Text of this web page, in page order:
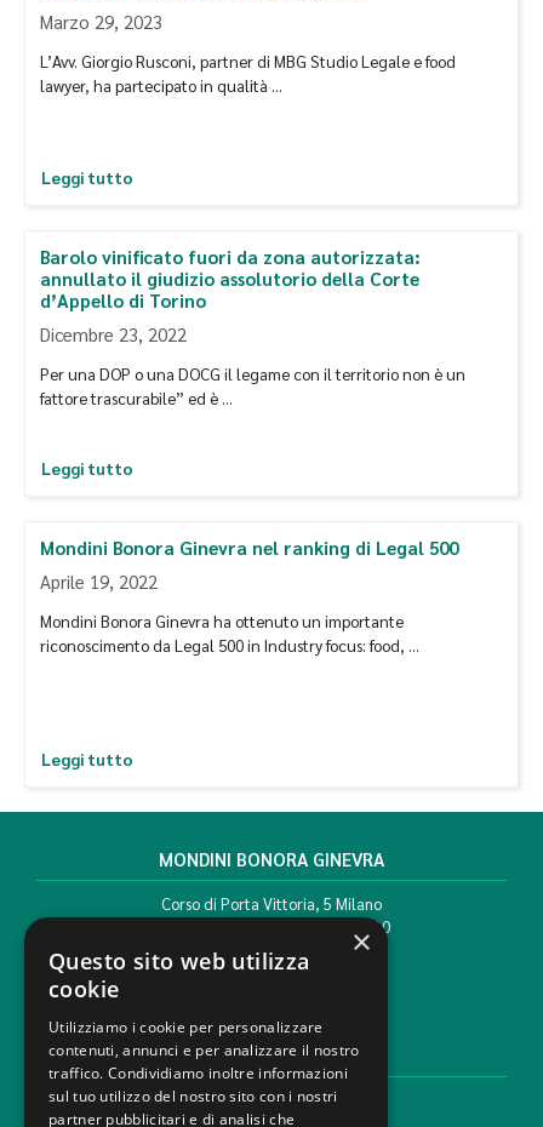
Marzo 29, 2023
L’Avv. Giorgio Rusconi, partner di MBG Studio Legale e food
lawyer, ha partecipato in qualità …
Leggi tutto
Barolo vinificato fuori da zona autorizzata:
annullato il giudizio assolutorio della Corte
d’Appello di Torino
Dicembre 23, 2022
Per una DOP o una DOCG il legame con il territorio non è un
fattore trascurabile” ed è …
Leggi tutto
Mondini Bonora Ginevra nel ranking di Legal 500
Aprile 19, 2022
Mondini Bonora Ginevra ha ottenuto un importante
riconoscimento da Legal 500 in Industry focus: food, …
Leggi tutto
MONDINI BONORA GINEVRA
Corso di Porta Vittoria, 5 Milano
T. +39 02 777351 F. +39 02 784510
info@mbg.legal
AREE LEGALI
Aree di Competenza
×
Questo sito web utilizza
cookie
Utilizziamo i cookie per personalizzare
contenuti, annunci e per analizzare il nostro
traffico. Condividiamo inoltre informazioni
sul tuo utilizzo del nostro sito con i nostri
partner pubblicitari e di analisi che